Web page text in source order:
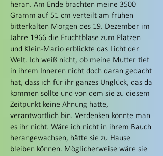
heran. Am Ende brachten meine 3500
Gramm auf 51 cm verteilt am frühen
bitterkalten Morgen des 19. Dezember im
Jahre 1966 die Fruchtblase zum Platzen
und Klein-Mario erblickte das Licht der
Welt. Ich weiß nicht, ob meine Mutter tief
in ihrem Inneren nicht doch daran gedacht
hat, dass ich für ihr ganzes Unglück, das da
kommen sollte und von dem sie zu diesem
Zeitpunkt keine Ahnung hatte,
verantwortlich bin. Verdenken könnte man
es ihr nicht. Wäre ich nicht in ihrem Bauch
herangewachsen, hätte sie zu Hause
bleiben können. Möglicherweise wäre sie